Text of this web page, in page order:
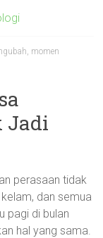
, momen
Jadi
perasaan tidak
dan semua
pagi di bulan
hal yang sama.